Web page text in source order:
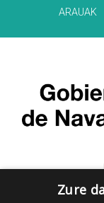
ARAUAK
Zure